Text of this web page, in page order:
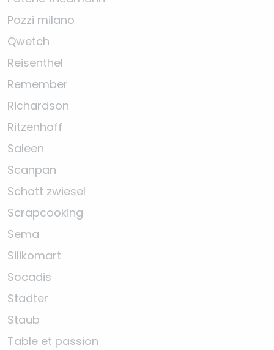
Pozzi milano
Qwetch
Reisenthel
Remember
Richardson
Ritzenhoff
Saleen
Scanpan
Schott zwiesel
Scrapcooking
Sema
Silikomart
Socadis
Stadter
Staub
Table et passion